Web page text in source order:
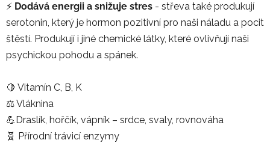
⚡ Dodává energii a snižuje stres - střeva také produkují
serotonin, který je hormon pozitivní pro naši náladu a pocit
štěstí. Produkují i jiné chemické látky, které ovlivňují naši
psychickou pohodu a spánek.
🍋 Vitamín C, B, K
⚖️ Vláknina
💪Draslík, hořčík, vápník – srdce, svaly, rovnováha
🧬 Přírodní trávicí enzymy